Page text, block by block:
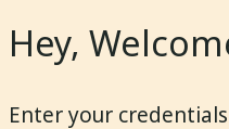
Hey,
Enter your